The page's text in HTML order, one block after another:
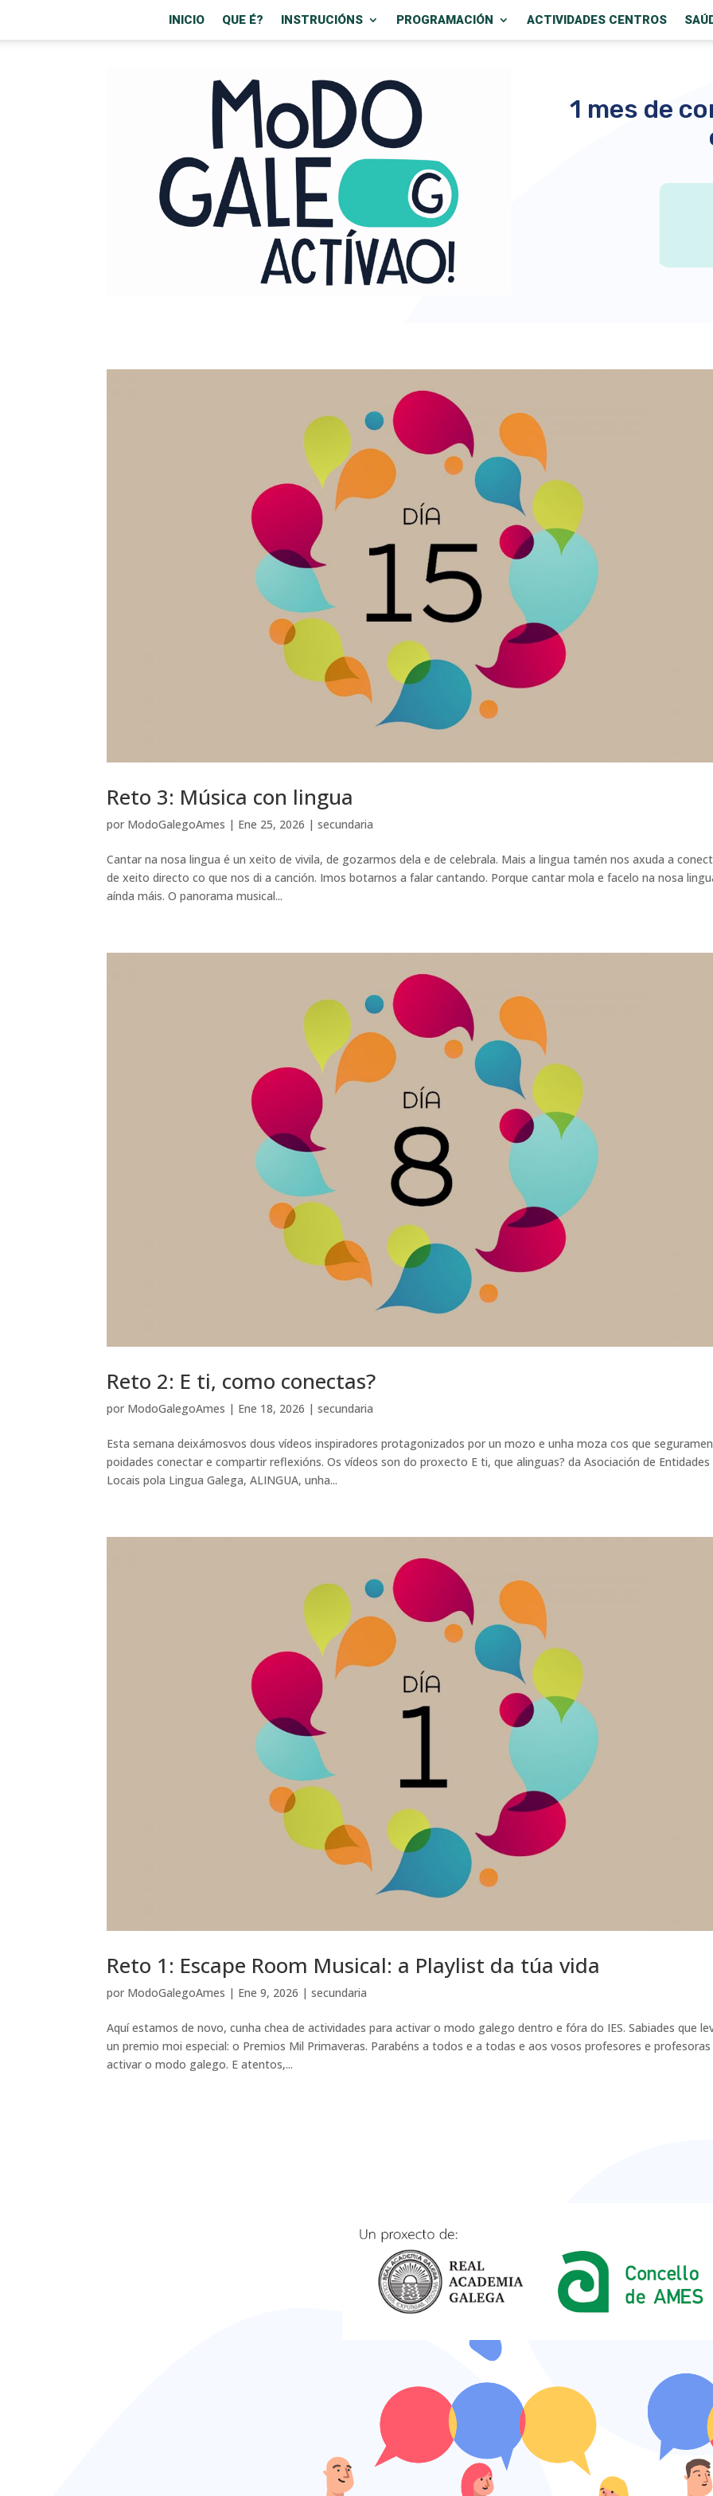
INICIO QUE É? INSTRUCIÓNS PROGRAMACIÓN ACTIVIDADES CENTROS
1 mes de
Reto 3: Música con lingua
por ModoGalegoAmes | Ene 25, 2026 |secundaria
Cantar na nosa lingua é un xeito de vivila, de gozarmos dela e de celebrala. Mais a lingua tamén nos axuda a
de xeito directo co que nos di a canción. Imos botarnos a falar cantando. Porque cantar mola e facelo na nosa
aínda máis. O panorama musical...
Reto 2: E ti, como conectas?
por ModoGalegoAmes | Ene 18, 2026 |secundaria
Esta semana deixámosvos dous vídeos inspiradores protagonizados por un mozo e unha moza cos que
poidades conectar e compartir reflexións. Os vídeos son do proxecto E ti, que alinguas? da Asociación de Entidades
Locais pola Lingua Galega, ALINGUA, unha...
Reto 1: Escape Room Musical: a Playlist da túa vida
por ModoGalegoAmes | Ene 9, 2026 |secundaria
Aquí estamos de novo, cunha chea de actividades para activar o modo galego dentro e fóra do IES. Sabiades que
un premio moi especial: o Premios Mil Primaveras. Parabéns a todos e a todas e aos vosos profesores e
activar o modo galego. E atentos,...